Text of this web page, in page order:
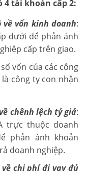
4 tài khoản cấp 2:
vốn kinh doanh:
dưới để phản ánh
cấp trên giao.
vốn của các công
công ty con nhận
chênh lệch tỷ giá:
trực thuộc doanh
phản ánh khoản
doanh nghiệp.
chi phí đi vay đủ